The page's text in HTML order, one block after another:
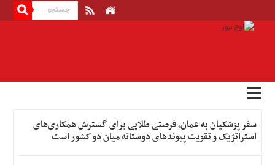
صفحه
اصلی
اقتصادی
اخبار
سفر پزشکیان به عمان، فرصتی طلایی برای گسترش همکاری‌های
استراتژیک و تقویت پیوندهای دوستانه میان دو کشور است